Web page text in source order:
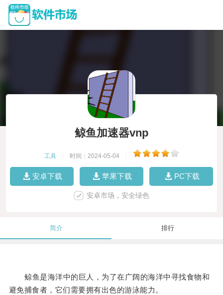
鲸鱼加速器vnp
工具 时间：2024-05-04
安卓下载 苹果下载 PC下载
安卓市场，安全绿色
简介 排行
鲸鱼是海洋中的巨人，为了在广阔的海洋中寻找食物和
避免捕食者，它们需要拥有出色的游泳能力。